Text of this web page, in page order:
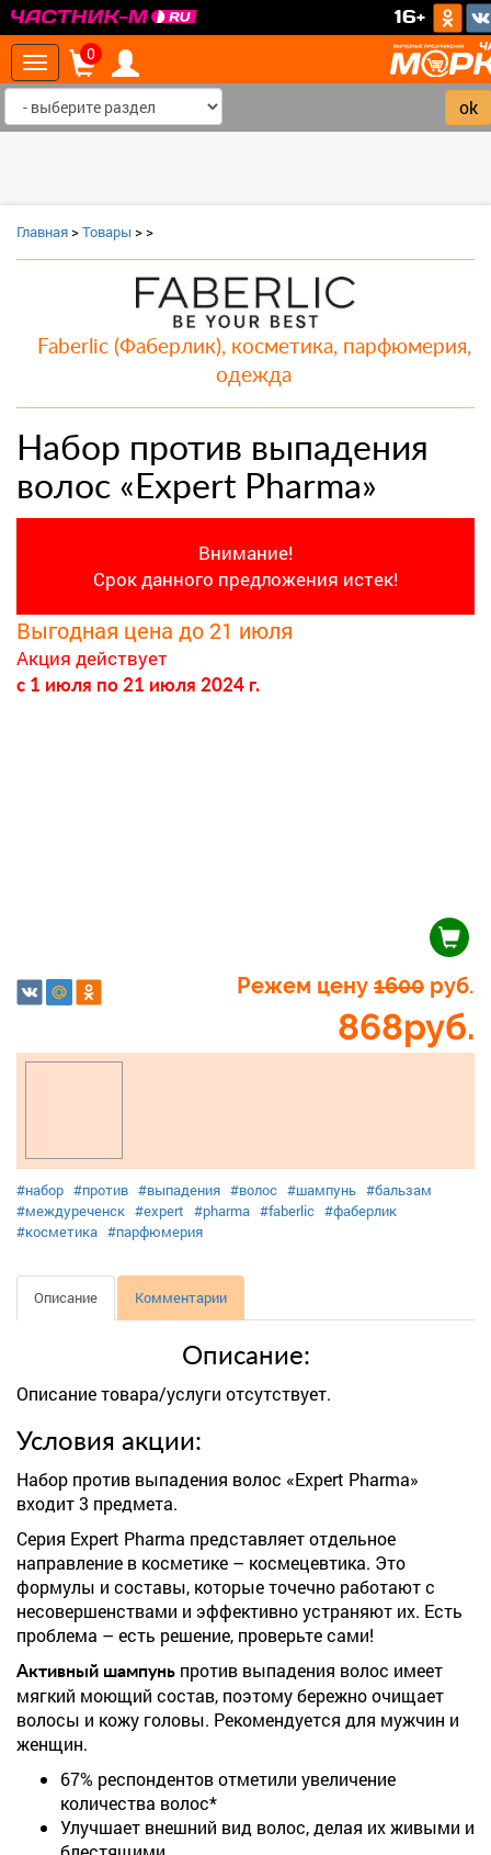
16+
Toggle
navigation
0
Главная>Товары >>
Faberlic (Фаберлик), косметика, парфюмерия,
одежда
Набор против выпадения
волос «Expert Pharma»
Внимание!
Срок данного предложения истек!
Выгодная цена до 21 июля
Акция действует
c 1 июля по 21 июля 2024 г.
Режем цену 1600 руб.
868руб.
#набор #против #выпадения #волос #шампунь #бальзам
#междуреченск #expert #pharma #faberlic #фаберлик
#косметика #парфюмерия
Описание Комментарии
Описание:
Описание товара/услуги отсутствует.
Условия акции:
Набор против выпадения волос «Expert Pharma»
входит 3 предмета.
Серия Expert Pharma представляет отдельное
направление в косметике – космецевтика. Это
формулы и составы, которые точечно работают с
несовершенствами и эффективно устраняют их. Есть
проблема – есть решение, проверьте сами!
Активный шампунь против выпадения волос имеет
мягкий моющий состав, поэтому бережно очищает
волосы и кожу головы. Рекомендуется для мужчин и
женщин.
67% респондентов отметили увеличение
количества волос*
Улучшает внешний вид волос, делая их живыми и